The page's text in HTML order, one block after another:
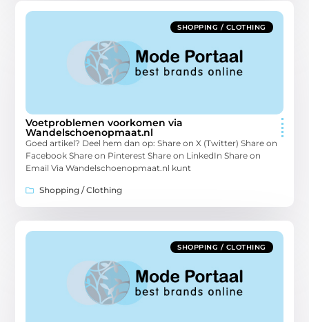
SHOPPING / CLOTHING
Voetproblemen voorkomen via
Wandelschoenopmaat.nl
Goed artikel? Deel hem dan op: Share on X (Twitter) Share on
Facebook Share on Pinterest Share on LinkedIn Share on
Email Via Wandelschoenopmaat.nl kunt
Shopping / Clothing
SHOPPING / CLOTHING